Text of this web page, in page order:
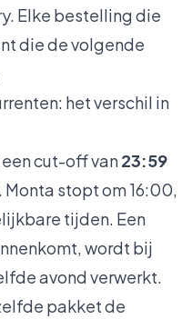
Elke bestelling die
die de volgende
het verschil in
cut-off van23:59
stopt om 16:00,
tijden. Een
wordt bij
avond verwerkt.
pakket de